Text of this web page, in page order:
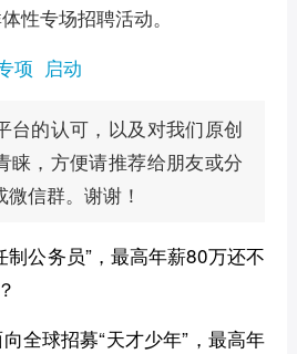
性专场招聘活动。
项 启动
台的认可，以及对我们原创
睐，方便请推荐给朋友或分
信群。谢谢！
制公务员”，最高年薪80万还不
全球招募“天才少年”，最高年